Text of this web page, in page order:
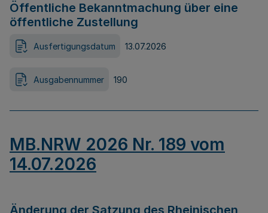
Öffentliche Bekanntmachung über eine
öffentliche Zustellung
Ausfertigungsdatum 13.07.2026
Ausgabennummer 190
MB.NRW 2026 Nr. 189 vom
14.07.2026
Änderung der Satzung des Rheinischen